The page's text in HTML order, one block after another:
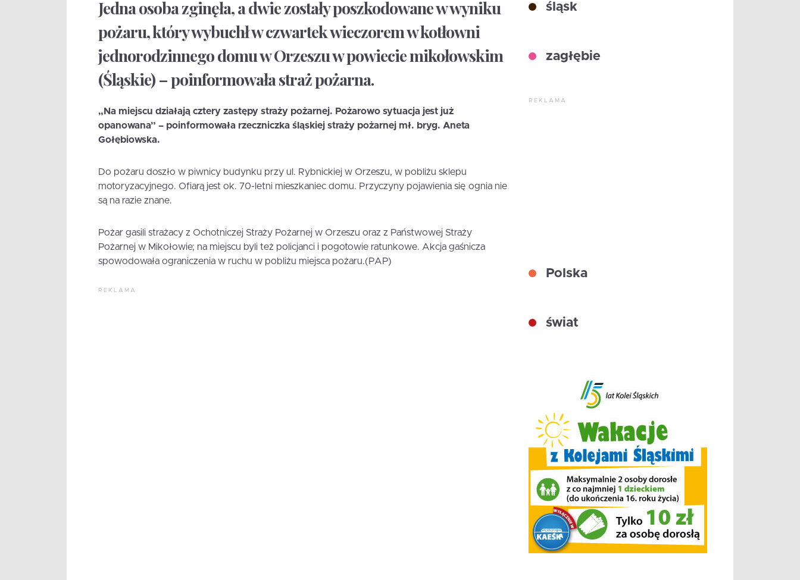
Jedna osoba zginęła, a dwie zostały poszkodowane w wyniku
pożaru, który wybuchł w czwartek wieczorem w kotłowni
jednorodzinnego domu w Orzeszu w powiecie mikołowskim
(Śląskie) – poinformowała straż pożarna.
„Na miejscu działają cztery zastępy straży pożarnej. Pożarowo sytuacja jest już
opanowana” – poinformowała rzeczniczka śląskiej straży pożarnej mł. bryg. Aneta
Gołębiowska.
Do pożaru doszło w piwnicy budynku przy ul. Rybnickiej w Orzeszu, w pobliżu sklepu
motoryzacyjnego. Ofiarą jest ok. 70-letni mieszkaniec domu. Przyczyny pojawienia się ognia nie
są na razie znane.
Pożar gasili strażacy z Ochotniczej Straży Pożarnej w Orzeszu oraz z Państwowej Straży
Pożarnej w Mikołowie; na miejscu byli też policjanci i pogotowie ratunkowe. Akcja gaśnicza
spowodowała ograniczenia w ruchu w pobliżu miejsca pożaru.(PAP)
REKLAMA
śląsk
zagłębie
REKLAMA
Polska
świat